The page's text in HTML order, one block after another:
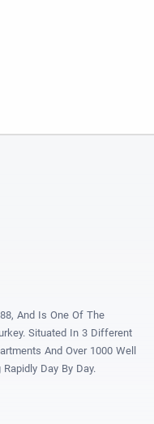
And Is One Of The
Situated In 3 Different
And Over 1000 Well
Day By Day.